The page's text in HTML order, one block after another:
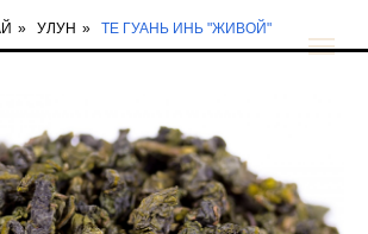
» УЛУН » ТЕ ГУАНЬ ИНЬ "ЖИВОЙ"